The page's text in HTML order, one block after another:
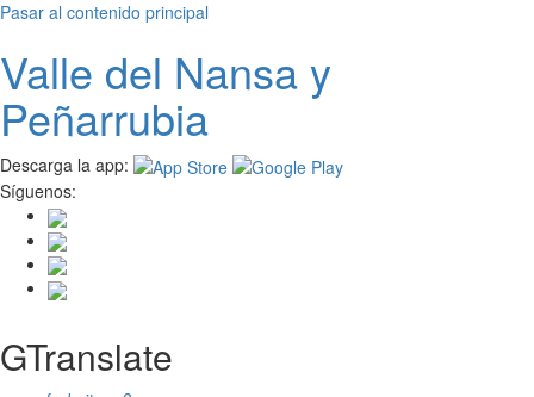
Pasar al contenido principal
Valle del Nansay
Peñarrubia
Descarga la app:
Síguenos:
GTranslate